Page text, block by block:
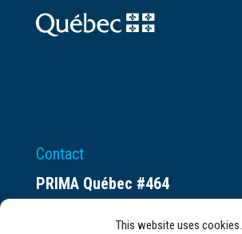
This website uses cookies.
Contact
PRIMA Québec #464